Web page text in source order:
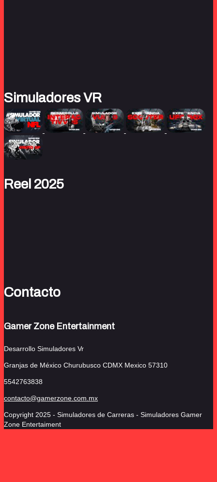
Simuladores VR
Reel 2025
Contacto
Gamer Zone Entertainment
Desarrollo Simuladores Vr
Granjas de México Churubusco CDMX Mexico 57310
5542763838
contacto@gamerzone.com.mx
Copyright 2025 - Simuladores de Carreras - Simuladores Gamer
Zone Entertaiment